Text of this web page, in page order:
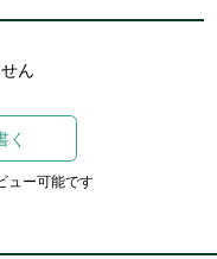
ん
く
ュー可能です